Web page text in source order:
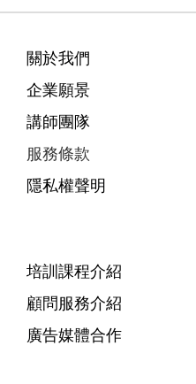
關於我們
企業願景
講師團隊
服務條款
隱私權聲明
培訓課程介紹
顧問服務介紹
廣告媒體合作